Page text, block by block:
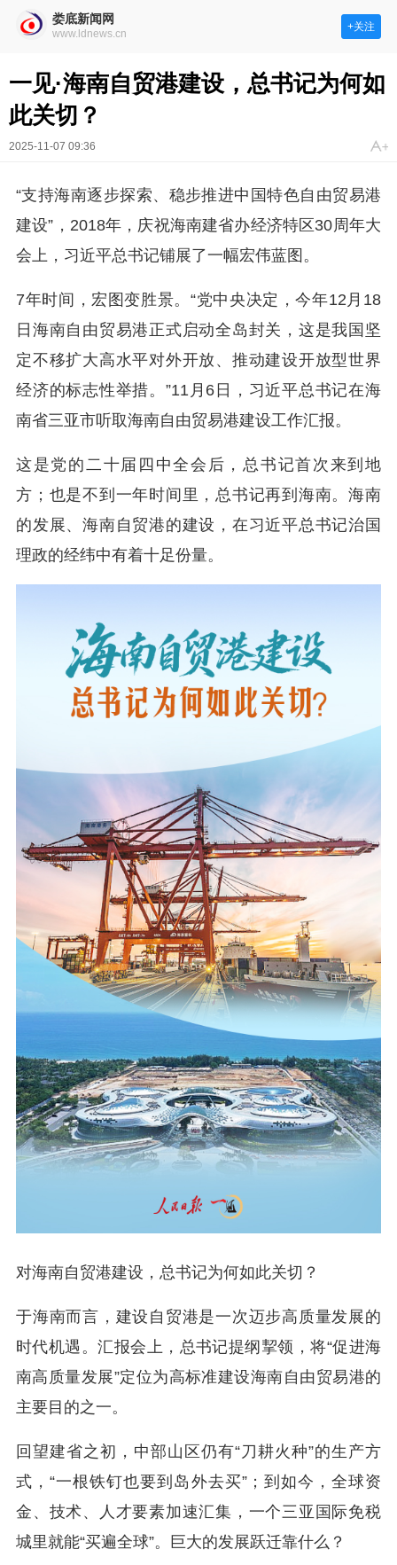
娄底新闻网
www.ldnews.cn
+关注
一见·海南自贸港建设，总书记为何如
此关切？
2025-11-07 09:36
“支持海南逐步探索、稳步推进中国特色自由贸易港
建设”，2018年，庆祝海南建省办经济特区30周年大
会上，习近平总书记铺展了一幅宏伟蓝图。
7年时间，宏图变胜景。“党中央决定，今年12月18
日海南自由贸易港正式启动全岛封关，这是我国坚
定不移扩大高水平对外开放、推动建设开放型世界
经济的标志性举措。”11月6日，习近平总书记在海
南省三亚市听取海南自由贸易港建设工作汇报。
这是党的二十届四中全会后，总书记首次来到地
方；也是不到一年时间里，总书记再到海南。海南
的发展、海南自贸港的建设，在习近平总书记治国
理政的经纬中有着十足份量。
对海南自贸港建设，总书记为何如此关切？
于海南而言，建设自贸港是一次迈步高质量发展的
时代机遇。汇报会上，总书记提纲挈领，将“促进海
南高质量发展”定位为高标准建设海南自由贸易港的
主要目的之一。
回望建省之初，中部山区仍有“刀耕火种”的生产方
式，“一根铁钉也要到岛外去买”；到如今，全球资
金、技术、人才要素加速汇集，一个三亚国际免税
城里就能“买遍全球”。巨大的发展跃迁靠什么？